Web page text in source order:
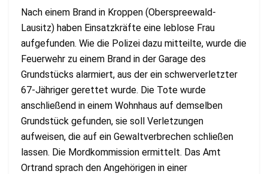
Nach einem Brand in Kroppen (Oberspreewald-
Lausitz) haben Einsatzkräfte eine leblose Frau
aufgefunden. Wie die Polizei dazu mitteilte, wurde die
Feuerwehr zu einem Brand in der Garage des
Grundstücks alarmiert, aus der ein schwerverletzter
67-Jähriger gerettet wurde. Die Tote wurde
anschließend in einem Wohnhaus auf demselben
Grundstück gefunden, sie soll Verletzungen
aufweisen, die auf ein Gewaltverbrechen schließen
lassen. Die Mordkommission ermittelt. Das Amt
Ortrand sprach den Angehörigen in einer